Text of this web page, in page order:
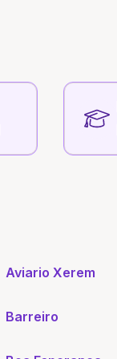
Aviario Xerem
Barreiro